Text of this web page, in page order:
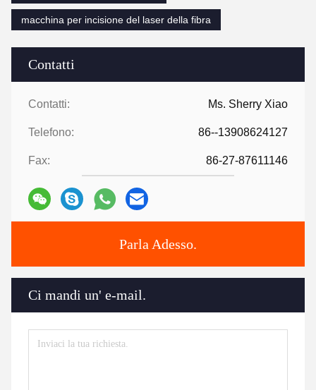
Contatti
Contatti: Ms. Sherry Xiao
Telefono: 86--13908624127
Fax: 86-27-87611146
Parla Adesso.
Ci mandi un' e-mail.
macchina per incisione del laser della fibra